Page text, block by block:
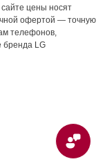
сайте цены носят
офертой — точную
телефонов,
бренда LG